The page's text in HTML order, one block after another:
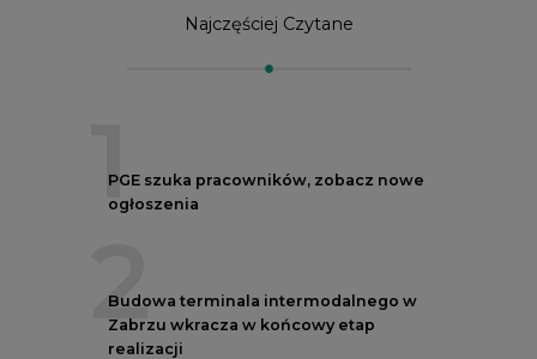
Najczęściej Czytane
1
PGE szuka pracowników, zobacz nowe
ogłoszenia
2
Budowa terminala intermodalnego w
Zabrzu wkracza w końcowy etap
realizacji